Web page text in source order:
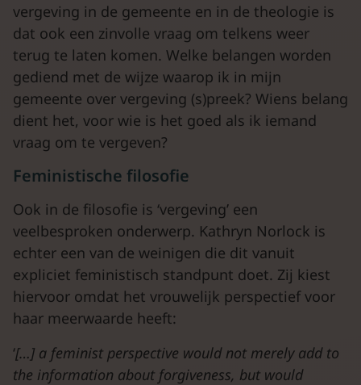
vergeving in de gemeente en in de theologie is
dat ook een zinvolle vraag om telkens weer
terug te laten komen. Welke belangen worden
gediend met de wijze waarop ik in mijn
gemeente over vergeving (s)preek? Wiens belang
dient het, voor wie is het goed als ik iemand
vraag om te vergeven?
Feministische filosofie
Ook in de filosofie is ‘vergeving’ een
veelbesproken onderwerp. Kathryn Norlock is
echter een van de weinigen die dit vanuit
expliciet feministisch standpunt doet. Zij kiest
hiervoor omdat het vrouwelijk perspectief voor
haar meerwaarde heeft:
‘[…] a feminist perspective would not merely add to
the information about forgiveness, but would